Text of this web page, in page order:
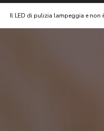
Il LED di pulizia lampeggia e non